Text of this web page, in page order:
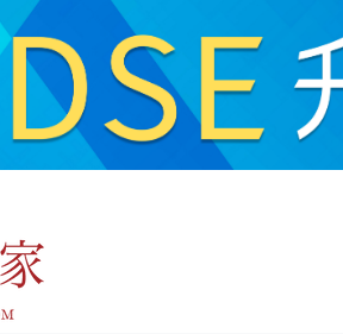
財經 生活 健康